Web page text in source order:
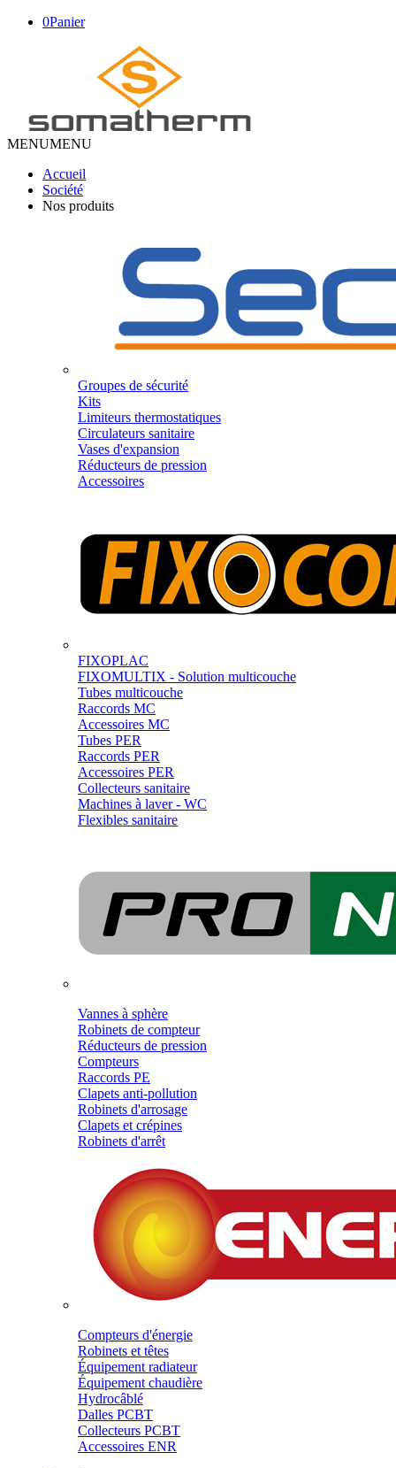
0Panier
MENUMENU
Accueil
Société
Nos produits
Groupes de sécurité
Kits
Limiteurs thermostatiques
Circulateurs sanitaire
Vases d'expansion
Réducteurs de pression
Accessoires
FIXOPLAC
FIXOMULTIX - Solution multicouche
Tubes multicouche
Raccords MC
Accessoires MC
Tubes PER
Raccords PER
Accessoires PER
Collecteurs sanitaire
Machines à laver - WC
Flexibles sanitaire
Vannes à sphère
Robinets de compteur
Réducteurs de pression
Compteurs
Raccords PE
Clapets anti-pollution
Robinets d'arrosage
Clapets et crépines
Robinets d'arrêt
Compteurs d'énergie
Robinets et têtes
Équipement radiateur
Équipement chaudière
Hydrocâblé
Dalles PCBT
Collecteurs PCBT
Accessoires ENR